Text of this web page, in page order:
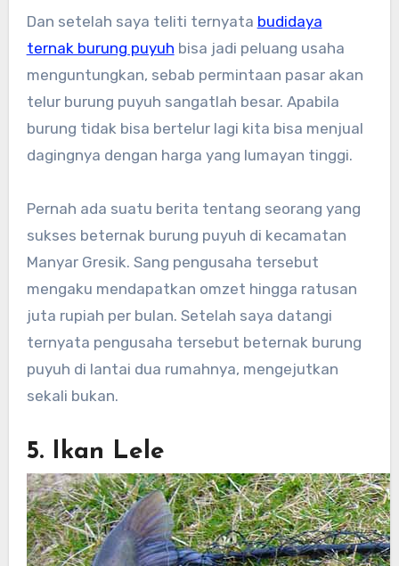
Dan setelah saya teliti ternyata budidaya
ternak burung puyuh bisa jadi peluang usaha
menguntungkan, sebab permintaan pasar akan
telur burung puyuh sangatlah besar. Apabila
burung tidak bisa bertelur lagi kita bisa menjual
dagingnya dengan harga yang lumayan tinggi.
Pernah ada suatu berita tentang seorang yang
sukses beternak burung puyuh di kecamatan
Manyar Gresik. Sang pengusaha tersebut
mengaku mendapatkan omzet hingga ratusan
juta rupiah per bulan. Setelah saya datangi
ternyata pengusaha tersebut beternak burung
puyuh di lantai dua rumahnya, mengejutkan
sekali bukan.
5. Ikan Lele